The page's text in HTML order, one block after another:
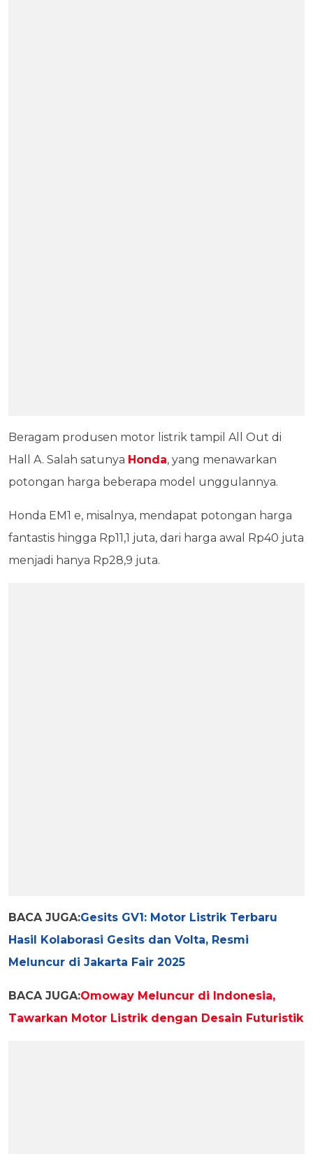
Beragam produsen motor listrik tampil All Out di
Hall A. Salah satunya Honda, yang menawarkan
potongan harga beberapa model unggulannya.
Honda EM1 e, misalnya, mendapat potongan harga
fantastis hingga Rp11,1 juta, dari harga awal Rp40 juta
menjadi hanya Rp28,9 juta.
BACA JUGA:Gesits GV1: Motor Listrik Terbaru
Hasil Kolaborasi Gesits dan Volta, Resmi
Meluncur di Jakarta Fair 2025
BACA JUGA:Omoway Meluncur di Indonesia,
Tawarkan Motor Listrik dengan Desain Futuristik